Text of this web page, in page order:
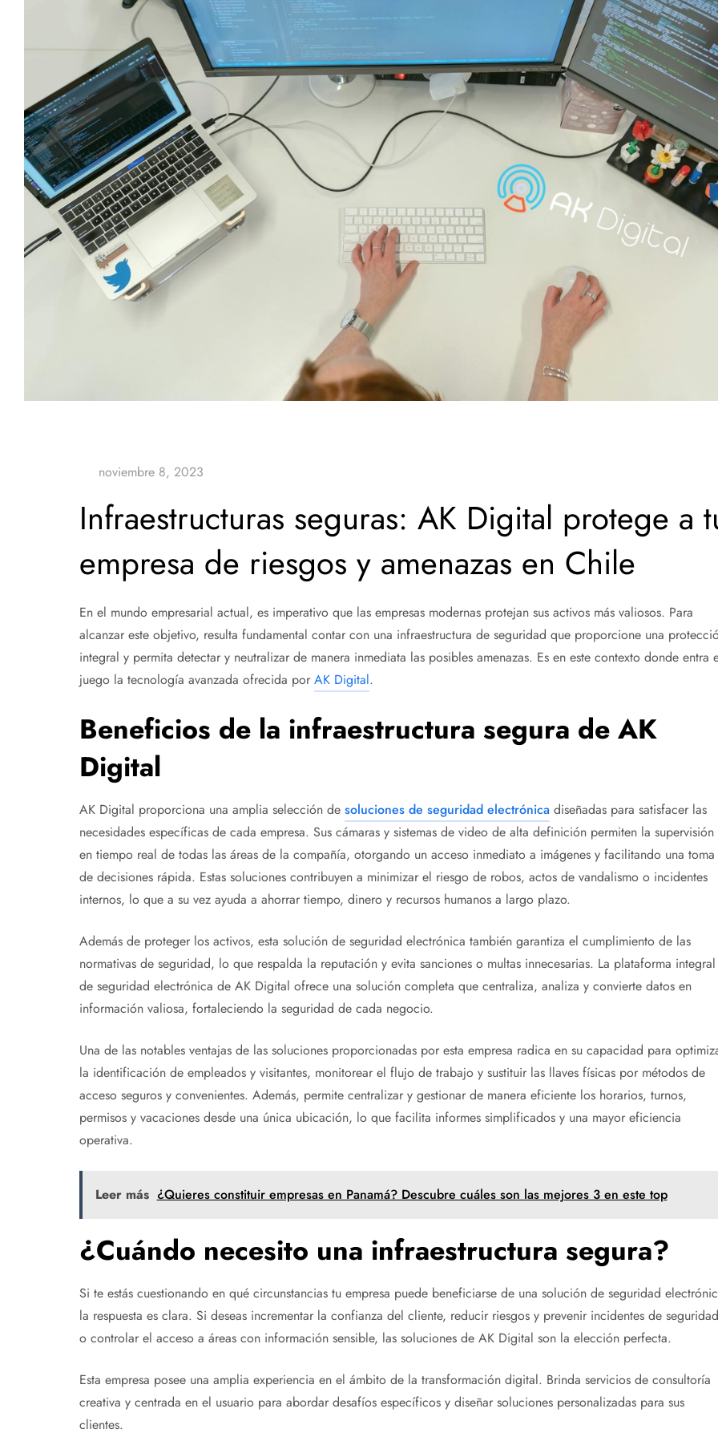
Infraestructuras seguras: AK Digital protege a
empresa de riesgos y amenazas en Chile
En el mundo empresarial actual, es imperativo que las empresas modernas protejan sus activos más valiosos. Para
alcanzar este objetivo, resulta fundamental contar con una infraestructura de seguridad que proporcione una
integral y permita detectar y neutralizar de manera inmediata las posibles amenazas. Es en este contexto donde entra
juego la tecnología avanzada ofrecida por AK Digital.
Beneficios de la infraestructura segura de AK
Digital
AK Digital proporciona una amplia selección de soluciones de seguridad electrónicadiseñadas para satisfacer las
necesidades específicas de cada empresa. Sus cámaras y sistemas de video de alta definición permiten la supervisión
en tiempo real de todas las áreas de la compañía, otorgando un acceso inmediato a imágenes y facilitando una toma
de decisiones rápida. Estas soluciones contribuyen a minimizar el riesgo de robos, actos de vandalismo o incidentes
internos, lo que a su vez ayuda a ahorrar tiempo, dinero y recursos humanos a largo plazo.
Además de proteger los activos, esta solución de seguridad electrónica también garantiza el cumplimiento de las
normativas de seguridad, lo que respalda la reputación y evita sanciones o multas innecesarias. La plataforma integral
de seguridad electrónica de AK Digital ofrece una solución completa que centraliza, analiza y convierte datos en
información valiosa, fortaleciendo la seguridad de cada negocio.
Una de las notables ventajas de las soluciones proporcionadas por esta empresa radica en su capacidad para
la identificación de empleados y visitantes, monitorear el flujo de trabajo y sustituir las llaves físicas por métodos de
acceso seguros y convenientes. Además, permite centralizar y gestionar de manera eficiente los horarios, turnos,
permisos y vacaciones desde una única ubicación, lo que facilita informes simplificados y una mayor eficiencia
operativa.
Leer más ¿Quieres constituir empresas en Panamá? Descubre cuáles son las mejores 3 en este top
¿Cuándo necesito una infraestructura segura?
Si te estás cuestionando en qué circunstancias tu empresa puede beneficiarse de una solución de seguridad
la respuesta es clara. Si deseas incrementar la confianza del cliente, reducir riesgos y prevenir incidentes de
o controlar el acceso a áreas con información sensible, las soluciones de AK Digital son la elección perfecta.
Esta empresa posee una amplia experiencia en el ámbito de la transformación digital. Brinda servicios de consultoría
creativa y centrada en el usuario para abordar desafíos específicos y diseñar soluciones personalizadas para sus
clientes.